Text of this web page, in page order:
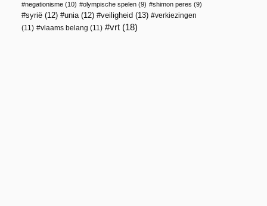
negationisme (10) olympische spelen (9) shimon peres (9)
syrië (12) unia(12) veiligheid (13)
verkiezingen
(11)
vlaams belang (11) vrt (18)